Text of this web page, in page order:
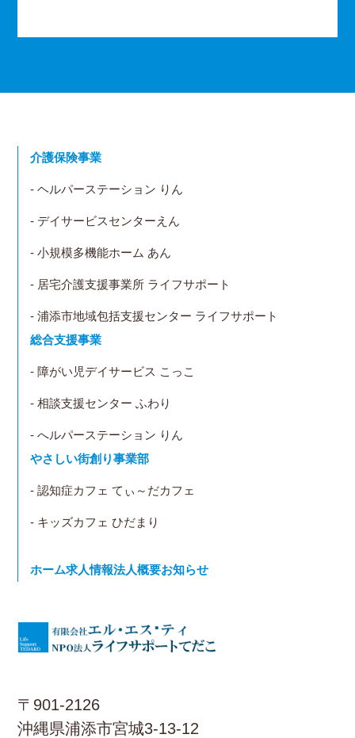
〒901-2126
沖縄県浦添市宮城3-13-12
介護保険事業
- ヘルパーステーション りん
- デイサービスセンターえん
- 小規模多機能ホーム あん
- 居宅介護支援事業所 ライフサポート
- 浦添市地域包括支援センター ライフサポート
総合支援事業
- 障がい児デイサービス こっこ
- 相談支援センター ふわり
- へルパーステーション りん
やさしい街創り事業部
- 認知症カフェ てぃ～だカフェ
- キッズカフェ ひだまり
ホーム求人情報法人概要お知らせ